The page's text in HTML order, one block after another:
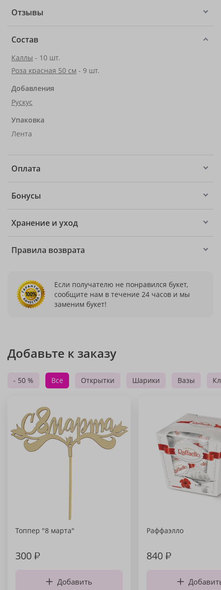
Отзывы
Состав
Каллы - 10 шт.
Роза красная 50 см - 9 шт.
Добавления
Рускус
Упаковка
Лента
Оплата
Бонусы
Хранение и уход
Правила возврата
Если получателю не понравился букет,
сообщите нам в течение 24 часов и мы
заменим букет!
Добавьте к заказу
- 50 % Все Открытки Шарики Вазы
Топпер "8 марта"
300₽
Добавить
Раффаэлло
840₽